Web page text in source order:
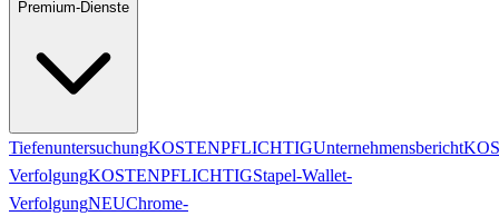
Premium-Dienste
TiefenuntersuchungKOSTENPFLICHTIGUnternehmensbericht
VerfolgungKOSTENPFLICHTIGStapel-Wallet-
VerfolgungNEUChrome-